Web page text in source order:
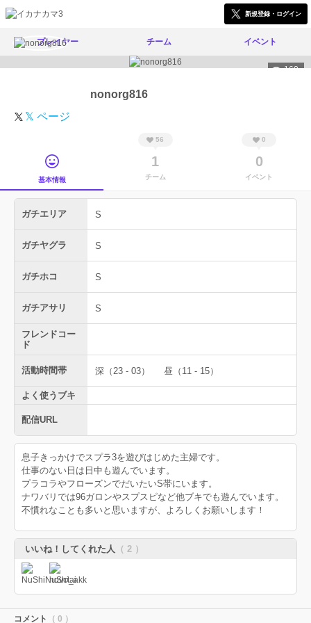
新規登録・ログイン
プレイヤー チーム イベント
160
nonorg816
𝕏 ページ
基本情報
56
1
チーム
0
0
イベント
ガチエリア S
ガチヤグラ S
ガチホコ S
ガチアサリ S
フレンドコー
ド
活動時間帯 深（23 - 03） 昼（11 - 15）
よく使うブキ
配信URL
息子きっかけでスプラ3を遊びはじめた主婦です。
仕事のない日は日中も遊んでいます。
プラコラやフローズンでだいたいS帯にいます。
ナワバリでは96ガロンやスプスピなど他ブキでも遊んでいます。
不慣れなことも多いと思いますが、よろしくお願いします！
いいね！してくれた人 （ 2 ）
コメント （ 0 ）